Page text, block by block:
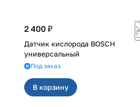
2 400 ₽
Датчик кислорода BOSCH
универсальный
Под заказ
В корзину